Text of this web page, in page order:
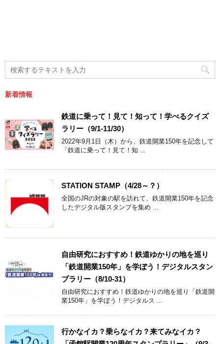
新着情報
鉄道に乗って！見て！知って！学べるクイズ
ラリー（9/1-11/30）
2022年9月1日（木）から、鉄道開業150年を記念して
「鉄道に乗って！見て！知 ...
STATION STAMP（4/28～？）
全国のJRの対象の駅を訪れて、鉄道開業150年を記念
したデジタル版スタンプを集め ...
自由研究におすすめ！鉄道ゆかりの地を巡り
「鉄道開業150年」を学ぼう！デジタルスタン
プラリー（8/10-31）
自由研究におすすめ！鉄道ゆかりの地を巡り「鉄道開
業150年」を学ぼう！デジタルス ...
行かなイカ？乗らなイカ？来てみなイカ？